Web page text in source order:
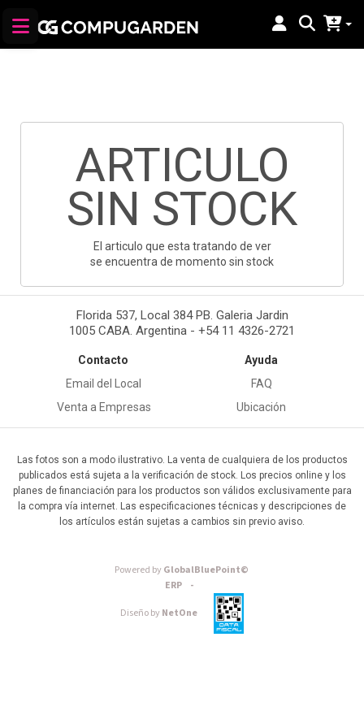
ARTICULO
SIN STOCK
El articulo que esta tratando de ver
se encuentra de momento sin stock
Florida 537, Local 384 PB. Galeria Jardin
1005 CABA. Argentina - +54 11 4326-2721
Contacto
Email del Local
Venta a Empresas
Ayuda
FAQ
Ubicación
Las fotos son a modo ilustrativo. La venta de cualquiera de los productos
publicados está sujeta a la verificación de stock. Los precios online y los
planes de financiación para los productos son válidos exclusivamente para
la compra vía internet. Las especificaciones técnicas y descripciones de
los artículos están sujetas a cambios sin previo aviso.
Powered byGlobalBluePoint©
ERP -
Diseño byNetOne